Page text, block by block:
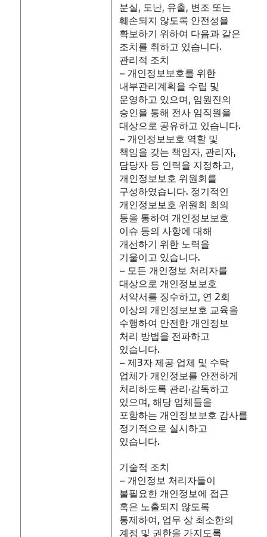
분실, 도난, 유출, 변조 또는
훼손되지 않도록 안전성을
확보하기 위하여 다음과 같은
조치를 취하고 있습니다.
관리적 조치
– 개인정보보호를 위한
내부관리계획을 수립 및
운영하고 있으며, 임원진의
승인을 통해 전사 임직원을
대상으로 공유하고 있습니다.
– 개인정보보호 역할 및
책임을 갖는 책임자, 관리자,
담당자 등 인력을 지정하고,
개인정보보호 위원회를
구성하였습니다. 정기적인
개인정보보호 위원회 회의
등을 통하여 개인정보보호
이슈 등의 사항에 대해
개선하기 위한 노력을
기울이고 있습니다.
– 모든 개인정보 처리자를
대상으로 개인정보보호
서약서를 징수하고, 연 2회
이상의 개인정보보호 교육을
수행하여 안전한 개인정보
처리 방법을 전파하고
있습니다.
– 제3자 제공 업체 및 수탁
업체가 개인정보를 안전하게
처리하도록 관리‧감독하고
있으며, 해당 업체들을
포함하는 개인정보보호 감사를
정기적으로 실시하고
있습니다.
기술적 조치
– 개인정보 처리자들이
불필요한 개인정보에 접근
혹은 노출되지 않도록
통제하여, 업무 상 최소한의
계정 및 권한을 가지도록